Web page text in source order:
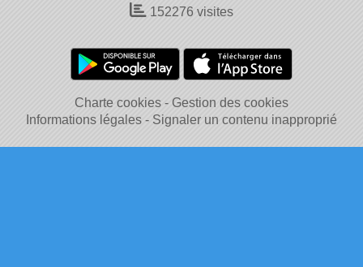
152276 visites
Charte cookies
Gestion des cookies
Informations légales
Signaler un contenu inapproprié